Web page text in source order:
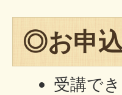
◎お申
受講で